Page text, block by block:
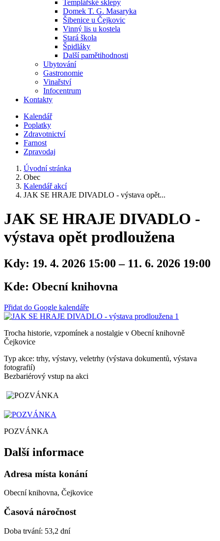
Templářské sklepy
Domek T. G. Masaryka
Šibenice u Čejkovic
Vinný lis u kostela
Stará škola
Špidláky
Další pamětihodnosti
Ubytování
Gastronomie
Vinařství
Infocentrum
Kontakty
Kalendář
Poplatky
Zdravotnictví
Farnost
Zpravodaj
Úvodní stránka
Obec
Kalendář akcí
JAK SE HRAJE DIVADLO - výstava opět...
JAK SE HRAJE DIVADLO -
výstava opět prodloužena
Kdy: 19. 4. 2026 15:00 – 11. 6. 2026 19:00
Kde: Obecní knihovna
Přidat do Google kalendáře
Trocha historie, vzpomínek a nostalgie v Obecní knihovně
Čejkovice
Typ akce: trhy, výstavy, veletrhy (výstava dokumentů, výstava
fotografií)
Bezbariérový vstup na akci
POZVÁNKA
Další informace
Adresa místa konání
Obecní knihovna, Čejkovice
Časová náročnost
Doba trvání: 53,2 dní